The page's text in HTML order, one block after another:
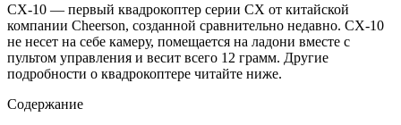
CX-10 — первый квадрокоптер серии CX от китайской
компании Cheerson, созданной сравнительно недавно. CX-10
не несет на себе камеру, помещается на ладони вместе с
пультом управления и весит всего 12 грамм. Другие
подробности о квадрокоптере читайте ниже.
Содержание